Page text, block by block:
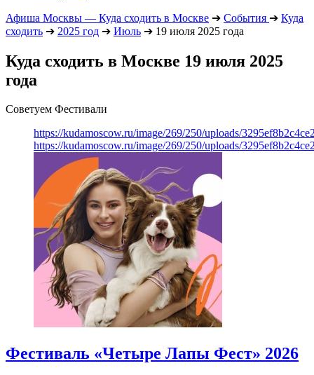
Афиша Москвы — Куда сходить в Москве ➔ События ➔ Куда
сходить ➔ 2025 год ➔ Июль ➔ 19 июля 2025 года
Куда сходить в Москве 19 июля 2025
года
Советуем Фестивали
https://kudamoscow.ru/image/269/250/uploads/
https://kudamoscow.ru/image/269/250/uploads/
Фестиваль «Четыре Лапы Фест» 2026